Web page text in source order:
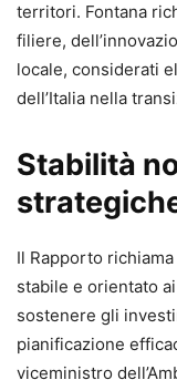
territori. Fontana
filiere,
locale, considerati
dell’Italia nella
Stabilità
Il Rapporto
stabile e orientato
sostenere gli
pianificazione
viceministro